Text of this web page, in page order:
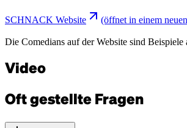
SCHNACK Website (öffnet in einem
Die Comedians auf der Website sind
Video
Oft gestellte Fragen